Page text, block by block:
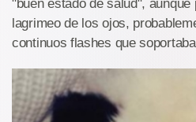
"buen estado de salud",
lagrimeo de los ojos,
continuos flashes que